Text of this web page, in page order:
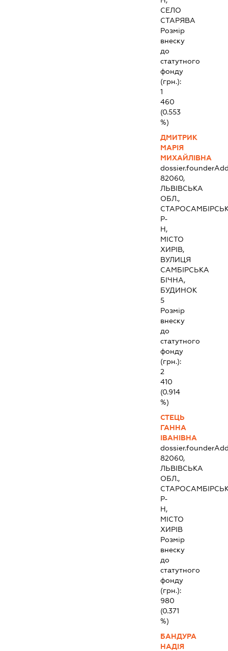
СЕЛО
СТАРЯВА
Розмір
внеску
до
статутного
фонду
(грн.):
1
460
(0.553
%)
ДМИТРИК
МАРІЯ
МИХАЙЛІВНА
82060,
ЛЬВІВСЬКА
ОБЛ.,
Р-
Н,
МІСТО
ХИРІВ,
ВУЛИЦЯ
САМБІРСЬКА
БІЧНА,
БУДИНОК
5
Розмір
внеску
до
статутного
фонду
(грн.):
2
410
(0.914
%)
СТЕЦЬ
ГАННА
ІВАНІВНА
82060,
ЛЬВІВСЬКА
ОБЛ.,
Р-
Н,
МІСТО
ХИРІВ
Розмір
внеску
до
статутного
фонду
(грн.):
980
(0.371
%)
БАНДУРА
НАДІЯ